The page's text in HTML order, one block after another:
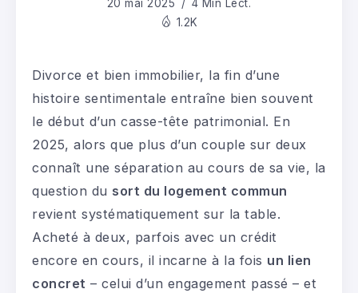
20 mai 2025
4 Min Lect.
1.2K
Divorce et bien immobilier, la fin d’une
histoire sentimentale entraîne bien souvent
le début d’un casse-tête patrimonial. En
2025, alors que plus d’un couple sur deux
connaît une séparation au cours de sa vie, la
question du sort du logement commun
revient systématiquement sur la table.
Acheté à deux, parfois avec un crédit
encore en cours, il incarne à la fois un lien
concret – celui d’un engagement passé – et